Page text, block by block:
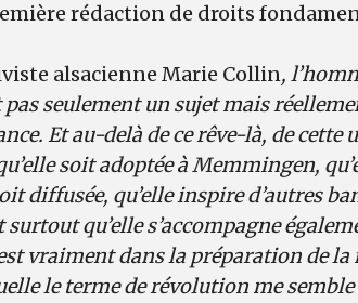
rédaction de droits
alsacienne Marie Collin,
pas seulement un sujet mais
Et au-delà de ce rêve-là, de cette
soit adoptée à Memmingen,
diffusée, qu’elle inspire d’autres
qu’elle s’accompagne
vraiment dans la préparation de
le terme de révolution me semble